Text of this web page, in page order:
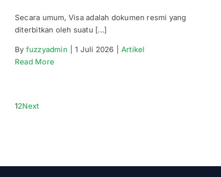
Secara umum, Visa adalah dokumen resmi yang
diterbitkan oleh suatu [...]
By fuzzyadmin 1 Juli 2026
Artikel
Read More
12Next